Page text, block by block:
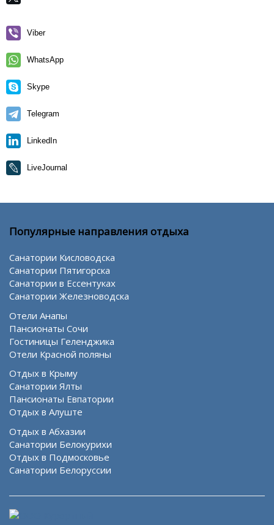
Viber
WhatsApp
Skype
Telegram
LinkedIn
LiveJournal
Популярные направления отдыха
Санатории Кисловодска
Санатории Пятигорска
Санатории в Ессентуках
Санатории Железноводска
Отели Анапы
Пансионаты Сочи
Гостиницы Геленджика
Отели Красной поляны
Отдых в Крыму
Санатории Ялты
Пансионаты Евпатории
Отдых в Алуште
Отдых в Абхазии
Санатории Белокурихи
Отдых в Подмосковье
Санатории Белоруссии